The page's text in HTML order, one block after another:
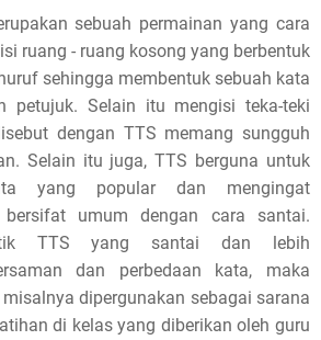
sebuah permainan yang cara
ruang - ruang kosong yang berbentuk
sehingga membentuk sebuah kata
petujuk. Selain itu mengisi teka-teki
dengan TTS memang sungguh
Selain itu juga, TTS berguna untuk
yang popular dan mengingat
bersifat umum dengan cara santai.
TTS yang santai dan lebih
dan perbedaan kata, maka
dipergunakan sebagai sarana
di kelas yang diberikan oleh guru